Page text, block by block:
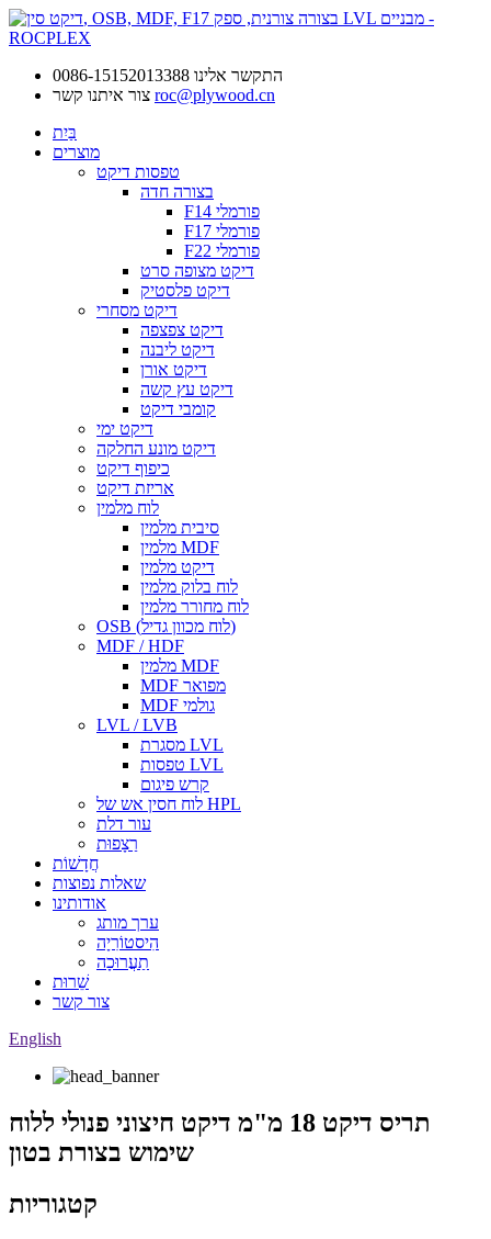
התקשר אלינו 0086-15152013388
צור איתנו קשר roc@plywood.cn
בַּיִת
מוצרים
טפסות דיקט
בצורה חדה
F14 פורמלי
F17 פורמלי
F22 פורמלי
דיקט מצופה סרט
דיקט פלסטיק
דיקט מסחרי
דיקט צפצפה
דיקט ליבנה
דיקט אורן
דיקט עץ קשה
קומבי דיקט
דיקט ימי
דיקט מונע החלקה
כיפוף דיקט
אריזת דיקט
לוח מלמין
סיבית מלמין
מלמין MDF
דיקט מלמין
לוח בלוק מלמין
לוח מחורר מלמין
OSB (לוח מכוון גדיל)
MDF / HDF
מלמין MDF
MDF מפואר
MDF גולמי
LVL / LVB
מסגרת LVL
טפסות LVL
קרש פיגום
לוח חסין אש של HPL
עור דלת
רַצָפוּת
חֲדָשׁוֹת
שאלות נפוצות
אודותינו
ערך מותג
הִיסטוֹרִיָה
תַעֲרוּכָה
שֵׁרוּת
צור קשר
English
תריס דיקט 18 מ"מ דיקט חיצוני פנולי ללוח
שימוש בצורת בטון
קטגוריות